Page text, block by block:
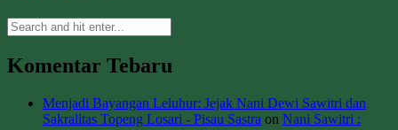
Komentar Tebaru
Menjadi Bayangan Leluhur: Jejak Nani Dewi Sawitri dan
Sakralitas Topeng Losari - Pisau Sastra on Nani Sawitri :